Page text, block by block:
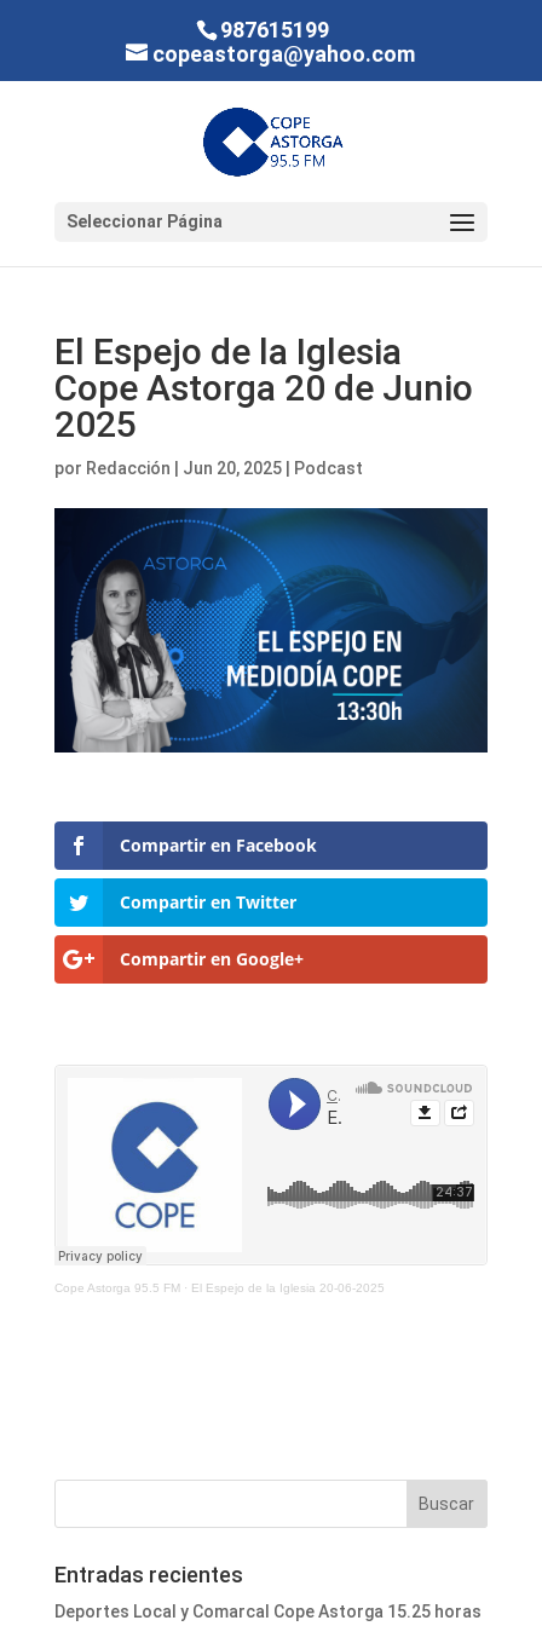
987615199
copeastorga@yahoo.com
Seleccionar Página
El Espejo de la Iglesia
Cope Astorga 20 de Junio
2025
por Redacción Jun 20, 2025| Podcast
Compartir en Facebook
Compartir en Twitter
Compartir en Google+
Cope Astorga 95.5 FM· El Espejo de la Iglesia 20-06-2025
Entradas recientes
Deportes Local y Comarcal Cope Astorga 15.25 horas